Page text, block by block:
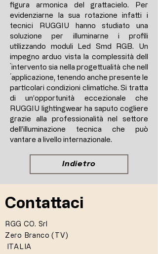
figura armonica del grattacielo. Per
evidenziarne la sua rotazione infatti i
tecnici RUGGIU hanno studiato una
soluzione per illuminarne i profili
utilizzando moduli Led Smd RGB. Un
impegno arduo vista la complessità dell
´intervento sia nella progettualità che nell
´applicazione, tenendo anche presente le
particolari condizioni climatiche. Si tratta
di un’opportunità eccezionale che
RUGGIU lightingwear ha saputo cogliere
grazie alla professionalità nel settore
dell’illuminazione tecnica che può
vantare a livello internazionale.
Indietro
Contattaci
RGG CO. Srl
Zero Branco (TV)
ITALIA